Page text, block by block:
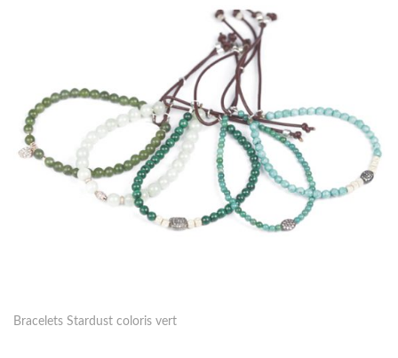
Bracelets Stardust coloris vert